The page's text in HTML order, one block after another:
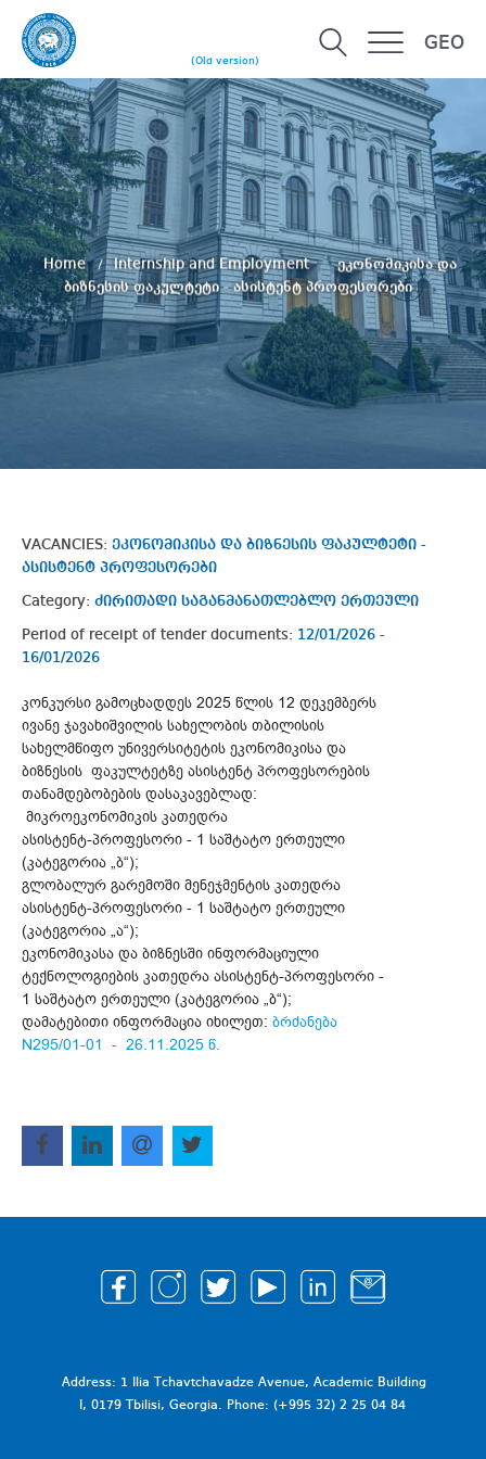
(Old version)
GEO
Home Internship and Employment
ეკონომიკისა და
ბიზნესის ფაკულტეტი - ასისტენტ პროფესორები
VACANCIES: ეკონომიკისა და ბიზნესის ფაკულტეტი -
ასისტენტ პროფესორები
Category: ძირითადი საგანმანათლებლო ერთეული
Period of receipt of tender documents: 12/01/2026 -
16/01/2026
კონკურსი გამოცხადდეს 2025 წლის 12 დეკემბერს
ივანე ჯავახიშვილის სახელობის თბილისის
სახელმწიფო უნივერსიტეტის ეკონომიკისა და
ბიზნესის ფაკულტეტზე ასისტენტ პროფესორების
თანამდებობების დასაკავებლად:
მიკროეკონომიკის კათედრა
ასისტენტ-პროფესორი - 1 საშტატო ერთეული
(კატეგორია „ბ“);
გლობალურ გარემოში მენეჯმენტის კათედრა
ასისტენტ-პროფესორი - 1 საშტატო ერთეული
(კატეგორია „ა“);
ეკონომიკასა და ბიზნესში ინფორმაციული
ტექნოლოგიების კათედრა ასისტენტ-პროფესორი -
1 საშტატო ერთეული (კატეგორია „ბ“);
დამატებითი ინფორმაცია იხილეთ: ბრძანება
N295/01-01 - 26.11.2025 წ.
Address: 1 Ilia Tchavtchavadze Avenue, Academic Building
I, 0179 Tbilisi, Georgia. Phone: (+995 32) 2 25 04 84